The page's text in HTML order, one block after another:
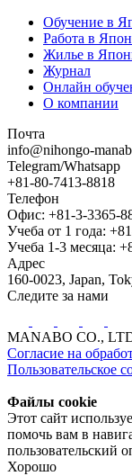
Обучение в
Работа в
Жилье в
Журнал
Онлайн
О компании
Почта
info@nihongo-
Telegram/Whatsapp
+81-80-7413-8818
Телефон
Офис: +81-3-3365-
Учеба от 1 года:
Учеба 1-3 месяца:
Адрес
160-0023, Japan,
Следите за нами
MANABO CO.,
Согласие на
Пользовательское
Файлы cookie
Этот сайт
помочь вам в
пользовательский
Хорошо